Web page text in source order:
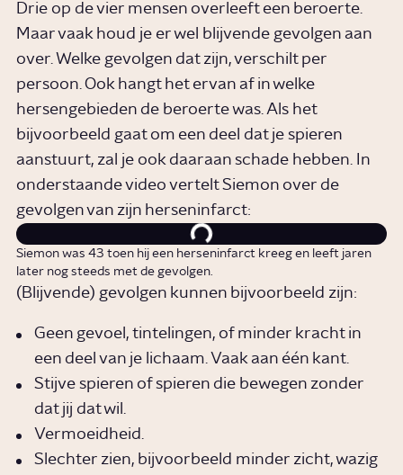
Drie op de vier mensen overleeft een beroerte.
Maar vaak houd je er wel blijvende gevolgen aan
over. Welke gevolgen dat zijn, verschilt per
persoon. Ook hangt het ervan af in welke
hersengebieden de beroerte was. Als het
bijvoorbeeld gaat om een deel dat je spieren
aanstuurt, zal je ook daaraan schade hebben. In
onderstaande video vertelt Siemon over de
gevolgen van zijn herseninfarct:
Siemon was 43 toen hij een herseninfarct kreeg en leeft jaren
later nog steeds met de gevolgen.
(Blijvende) gevolgen kunnen bijvoorbeeld zijn:
Geen gevoel, tintelingen, of minder kracht in
een deel van je lichaam. Vaak aan één kant.
Stijve spieren of spieren die bewegen zonder
dat jij dat wil.
Vermoeidheid.
Slechter zien, bijvoorbeeld minder zicht, wazig